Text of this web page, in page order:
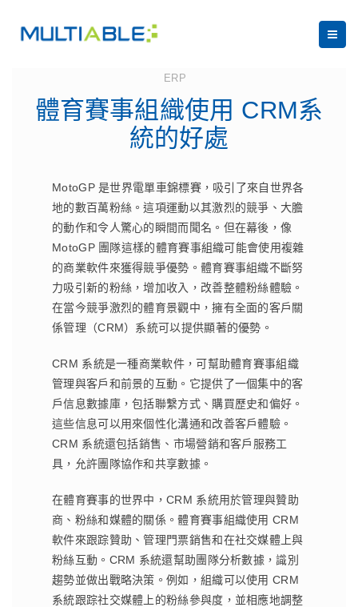
ERP
體育賽事組織使用 CRM系
統的好處
MotoGP 是世界電單車錦標賽，吸引了來自世界各
地的數百萬粉絲。這項運動以其激烈的競爭、大膽
的動作和令人驚心的瞬間而聞名。但在幕後，像
MotoGP 團隊這樣的體育賽事組織可能會使用複雜
的商業軟件來獲得競爭優勢。體育賽事組織不斷努
力吸引新的粉絲，增加收入，改善整體粉絲體驗。
在當今競爭激烈的體育景觀中，擁有全面的客戶關
係管理（CRM）系統可以提供顯著的優勢。
CRM 系統是一種商業軟件，可幫助體育賽事組織
管理與客戶和前景的互動。它提供了一個集中的客
戶信息數據庫，包括聯繫方式、購買歷史和偏好。
這些信息可以用來個性化溝通和改善客戶體驗。
CRM 系統還包括銷售、市場營銷和客戶服務工
具，允許團隊協作和共享數據。
在體育賽事的世界中，CRM 系統用於管理與贊助
商、粉絲和媒體的關係。體育賽事組織使用 CRM
軟件來跟踪贊助、管理門票銷售和在社交媒體上與
粉絲互動。CRM 系統還幫助團隊分析數據，識別
趨勢並做出戰略決策。例如，組織可以使用 CRM
系統跟踪社交媒體上的粉絲參與度，並相應地調整